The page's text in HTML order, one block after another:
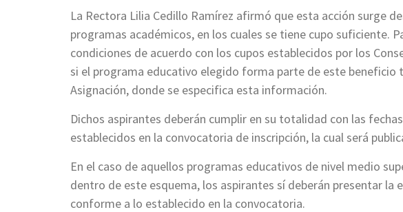
La Rectora Lilia Cedillo Ramírez afirmó que esta acción surge
programas académicos, en los cuales se tiene cupo suficiente.
condiciones de acuerdo con los cupos establecidos por los
si el programa educativo elegido forma parte de este beneficio
Asignación, donde se especifica esta información.
Dichos aspirantes deberán cumplir en su totalidad con las
establecidos en la convocatoria de inscripción, la cual será
En el caso de aquellos programas educativos de nivel medio
dentro de este esquema, los aspirantes sí deberán presentar la
conforme a lo establecido en la convocatoria.